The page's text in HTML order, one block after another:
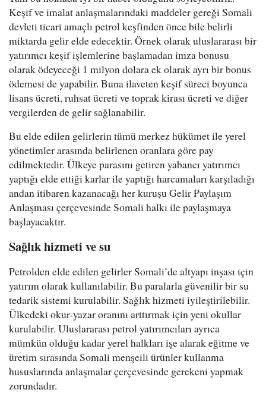
Keşif ve imalat anlaşmalarındaki maddeler gereği Somali
devleti ticari amaçlı petrol keşfinden önce bile belirli
miktarda gelir elde edecektir. Örnek olarak uluslararası bir
yatırımcı keşif işlemlerine başlamadan imza bonusu
olarak ödeyeceği 1 milyon dolara ek olarak ayrı bir bonus
ödemesi de yapabilir. Buna ilaveten keşif süreci boyunca
lisans ücreti, ruhsat ücreti ve toprak kirası ücreti ve diğer
vergilerden de gelir sağlanabilir.
Bu elde edilen gelirlerin tümü merkez hükümet ile yerel
yönetimler arasında belirlenen oranlara göre pay
edilmektedir. Ülkeye parasını getiren yabancı yatırımcı
yaptığı elde ettiği karlar ile yaptığı harcamaları karşıladığı
andan itibaren kazanacağı her kuruşu Gelir Paylaşım
Anlaşması çerçevesinde Somali halkı ile paylaşmaya
başlayacaktır.
Sağlık hizmeti ve su
Petrolden elde edilen gelirler Somali’de altyapı inşası için
yatırım olarak kullanılabilir. Bu paralarla güvenilir bir su
tedarik sistemi kurulabilir. Sağlık hizmeti iyileştirilebilir.
Ülkedeki okur-yazar oranını arttırmak için yeni okullar
kurulabilir. Uluslararası petrol yatırımcıları ayrıca
mümkün olduğu kadar yerel halkları işe alarak eğitme ve
üretim sırasında Somali menşeili ürünler kullanma
hususlarında anlaşmalar çerçevesinde gerekeni yapmak
zorundadır.